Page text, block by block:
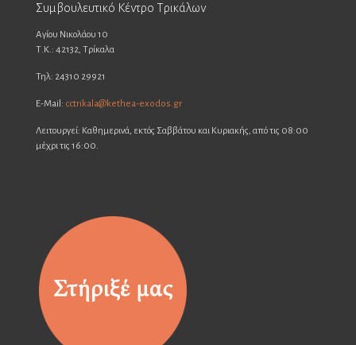
Συμβουλευτικό Κέντρο Τρικάλων
Αγίου Νικολάου 10
Τ.Κ.: 42132, Τρίκαλα
Τηλ: 24310 29921
E-Mail: cctrikala@kethea-exodos.gr
Λειτουργεί: Καθημερινά, εκτός Σαββάτου και Κυριακής, από τις 08:00
μέχρι τις 16:00.